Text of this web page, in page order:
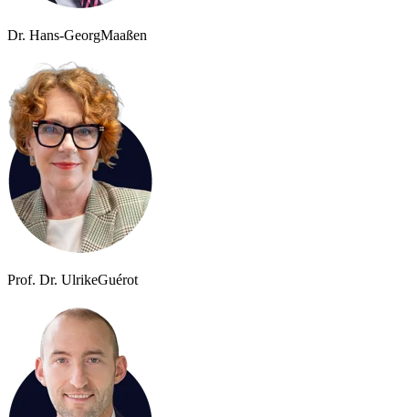
Dr. Hans-GeorgMaaßen
Prof. Dr. UlrikeGuérot